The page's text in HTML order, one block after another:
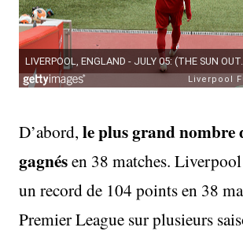
D’abord, le plus grand nombre
gagnésen 38 matches.
un record de 104 points en 38
Premier League sur plusieurs